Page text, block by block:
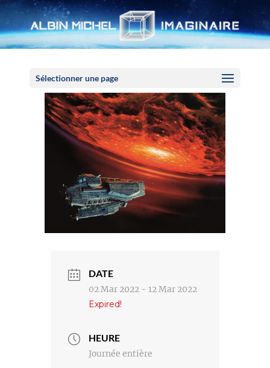
Sélectionner une page
DATE
02 Mar 2022 - 12 Mar 2022
Expired!
HEURE
Journée entière
Panneau de gestion des cookies